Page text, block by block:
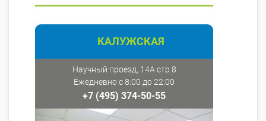
КАЛУЖСКАЯ
Научный проезд, 14А стр.8
Ежедневно с 8:00 до 22:00
+7 (495) 374-50-55